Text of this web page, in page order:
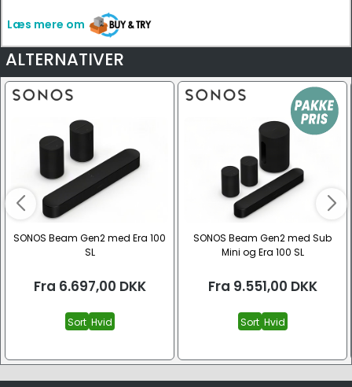
Læs mere om
ALTERNATIVER
SONOS Beam Gen2 med Era 100
SL
Fra 6.697,00 DKK
Sort Hvid
SONOS Beam Gen2 med Sub
Mini og Era 100 SL
Fra 9.551,00 DKK
Sort Hvid